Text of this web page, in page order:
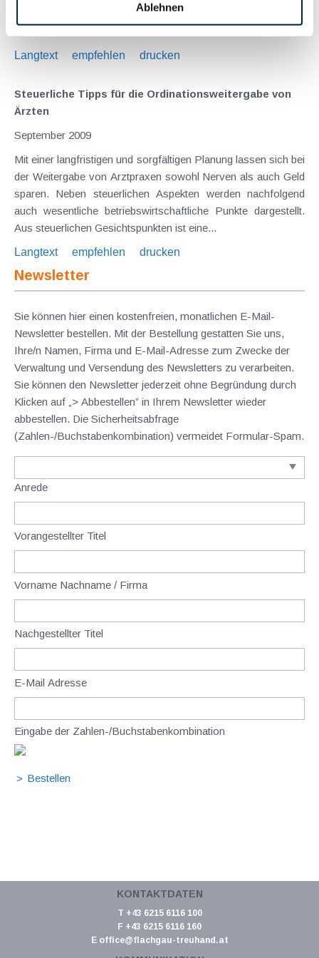
Ablehnen
umsatzsteuerfrei zu behandeln ist oder nicht. Während das
Langtext
empfehlen drucken
Steuerliche Tipps für die Ordinationsweitergabe von
Ärzten
September 2009
Mit einer langfristigen und sorgfältigen Planung lassen sich bei
der Weitergabe von Arztpraxen sowohl Nerven als auch Geld
sparen. Neben steuerlichen Aspekten werden nachfolgend
auch wesentliche betriebswirtschaftliche Punkte dargestellt.
Aus steuerlichen Gesichtspunkten ist eine...
Langtext
empfehlen drucken
Newsletter
Sie können hier einen kostenfreien, monatlichen E-Mail-
Newsletter bestellen. Mit der Bestellung gestatten Sie uns,
Ihre/n Namen, Firma und E-Mail-Adresse zum Zwecke der
Verwaltung und Versendung des Newsletters zu verarbeiten.
Sie können den Newsletter jederzeit ohne Begründung durch
Klicken auf „> Abbestellen” in Ihrem Newsletter wieder
abbestellen. Die Sicherheitsabfrage
(Zahlen-/Buchstabenkombination) vermeidet Formular-Spam.
Anrede
Vorangestellter Titel
Vorname Nachname / Firma
Nachgestellter Titel
E-Mail Adresse
Eingabe der Zahlen-/Buchstabenkombination
KONTAKTDATEN
T +43 6215 6116 100
F +43 6215 6116 160
E office@flachgau-treuhand.at